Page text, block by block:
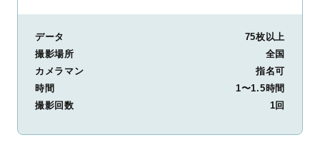
データ
75枚以上
撮影場所
全国
カメラマン
指名可
時間
1〜1.5時間
撮影回数
1回